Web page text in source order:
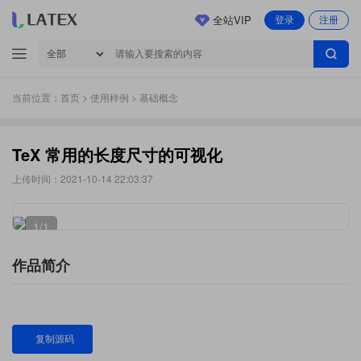
登录 注册
全站VIP
当前位置： 首页 > 使用样例 > 基础概念
TeX 常用的长度尺寸的可视化
上传时间：2021-10-14 22:03:37
1/1
作品简介
复制源码